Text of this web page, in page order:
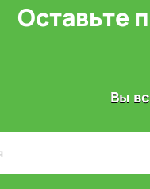
Оставьте
Вы